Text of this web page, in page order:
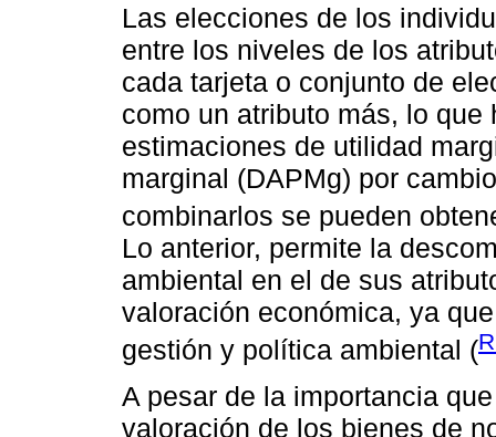
Las elecciones de los
entre los niveles de los
cada tarjeta o conjunto de
como un atributo más, lo
estimaciones de utilidad
marginal (DAPMg) por
combinarlos se pueden
Lo anterior, permite la
ambiental en el de sus
valoración económica, ya
gestión y política ambiental (
A pesar de la importancia
valoración de los bienes de